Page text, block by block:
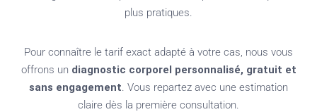
plus pratiques.
Pour connaître le tarif exact adapté à votre cas, nous vous
offrons un diagnostic corporel personnalisé, gratuit et
sans engagement. Vous repartez avec une estimation
claire dès la première consultation.